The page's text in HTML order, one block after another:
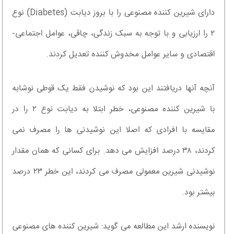
دارای شیرین کننده مصنوعی را با بروز دیابت (Diabetes) نوع
۲ را ارزیابی و با توجه به سبک زندگی، چاقی، عوامل اجتماعی-
اقتصادی و سایر عوامل مخدوش کننده تعدیل کردند.
آنچه آنها دریافتند این بود که نوشیدن فقط یک قوطی نوشابه
با شیرین کننده مصنوعی، خطر ابتلا به دیابت نوع ۲ را در
مقایسه با افرادی که اصلا این نوشیدنی ها را مصرف نمی
کردند، ۳۸ درصد افزایش می دهد. برای کسانی که همان مقدار
نوشیدنی شیرین معمولی مصرف می کردند، این خطر ۲۳ درصد
بیشتر بود.
نویسنده ارشد این مطالعه می گوید: شیرین کننده های مصنوعی